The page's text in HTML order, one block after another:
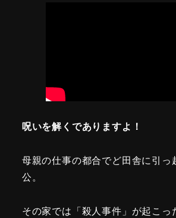
呪いを解くでありますよ！
母親の仕事の都合でど田舎に引っ
公。
その家では「殺人事件」が起こっ